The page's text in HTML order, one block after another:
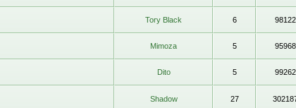
Tory Black 6 98122
Mimoza 5 95968
Dito 5 99262
Shadow 27